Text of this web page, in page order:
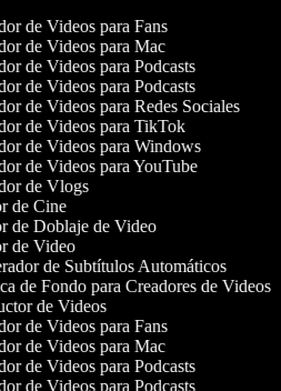
de Videos para Fans
de Videos para Mac
de Videos para Podcasts
de Videos para Podcasts
de Videos para Redes Sociales
de Videos para TikTok
de Videos para Windows
de Videos para YouTube
de Vlogs
de Cine
de Doblaje de Video
de Video
de Subtítulos Automáticos
de Fondo para Creadores de Videos
de Videos
de Videos para Fans
de Videos para Mac
de Videos para Podcasts
de Videos para Podcasts